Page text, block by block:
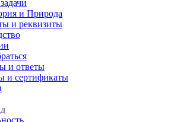
и Природа
и реквизиты
и ответы
и сертификаты